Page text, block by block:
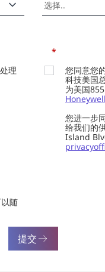
处理
*
您同意您
科技美国
为美国
您进一步
给我们的
Island
随
提交